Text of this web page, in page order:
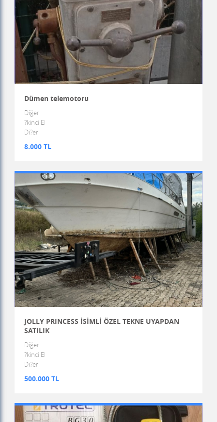
Dümen telemotoru
Diğer
?kinci El
Di?er
8.000 TL
JOLLY PRINCESS İSİMLİ ÖZEL TEKNE UYAPDAN
SATILIK
Diğer
?kinci El
Di?er
500.000 TL